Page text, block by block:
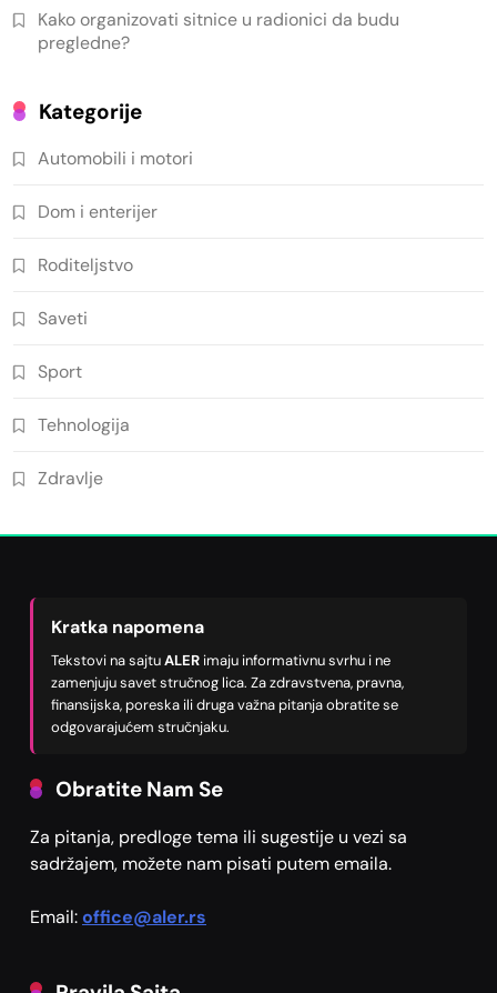
Kako organizovati sitnice u radionici da budu
pregledne?
Kategorije
Automobili i motori
Dom i enterijer
Roditeljstvo
Saveti
Sport
Tehnologija
Zdravlje
Kratka napomena
Tekstovi na sajtuALER imaju informativnu svrhu i ne
zamenjuju savet stručnog lica. Za zdravstvena, pravna,
finansijska, poreska ili druga važna pitanja obratite se
odgovarajućem stručnjaku.
Obratite Nam Se
Za pitanja, predloge tema ili sugestije u vezi sa
sadržajem, možete nam pisati putem emaila.
Email:office@aler.rs